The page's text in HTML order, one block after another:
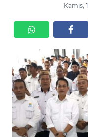
Kamis,
SERBI
Informasi
INDEKS
BERITA
KONTAK